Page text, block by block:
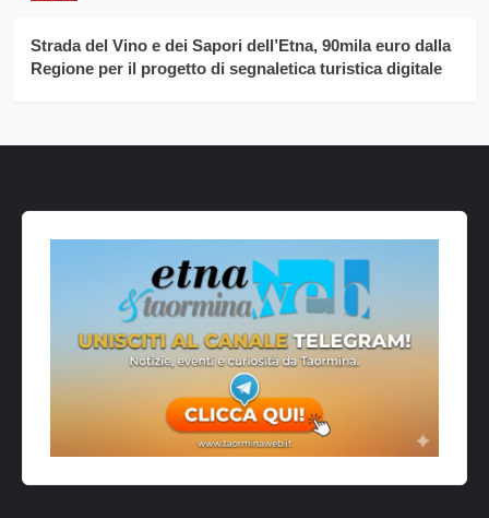
Strada del Vino e dei Sapori dell’Etna, 90mila euro dalla
Regione per il progetto di segnaletica turistica digitale